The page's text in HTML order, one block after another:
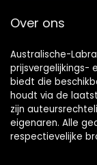
Over ons
Australische-
prijsvergelijkings-
biedt die
houdt via de
zijn
eigenaren. Alle
respectievelijke